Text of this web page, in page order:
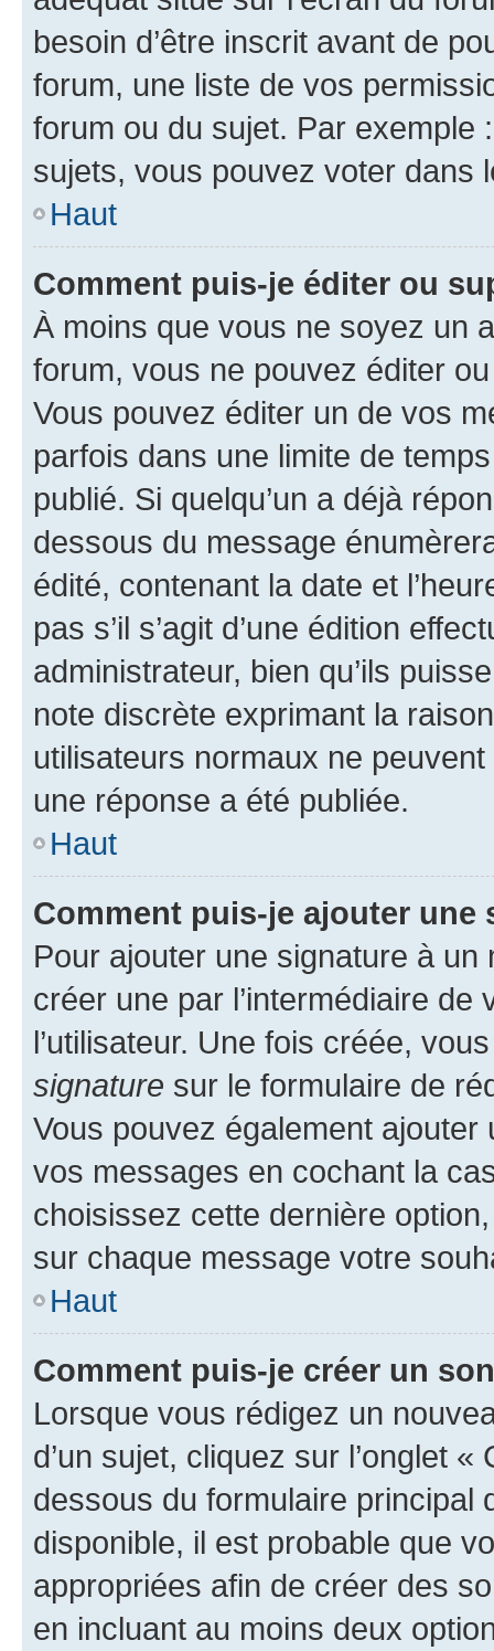
besoin d’être inscrit avant de
forum, une liste de vos
forum ou du sujet. Par exemple
sujets, vous pouvez voter dans
Haut
Comment puis-je éditer ou
À moins que vous ne soyez un
forum, vous ne pouvez éditer
Vous pouvez éditer un de vos
parfois dans une limite de
publié. Si quelqu’un a déjà
dessous du message
édité, contenant la date et
pas s’il s’agit d’une édition
administrateur, bien qu’ils
note discrète exprimant la
utilisateurs normaux ne
une réponse a été publiée.
Haut
Comment puis-je ajouter une
Pour ajouter une signature à un
créer une par l’intermédiaire
l’utilisateur. Une fois créée,
signature sur le formulaire de
Vous pouvez également
vos messages en cochant la
choisissez cette dernière
sur chaque message votre
Haut
Comment puis-je créer un
Lorsque vous rédigez un
d’un sujet, cliquez sur l’onglet
dessous du formulaire principal
disponible, il est probable que
appropriées afin de créer des
en incluant au moins deux